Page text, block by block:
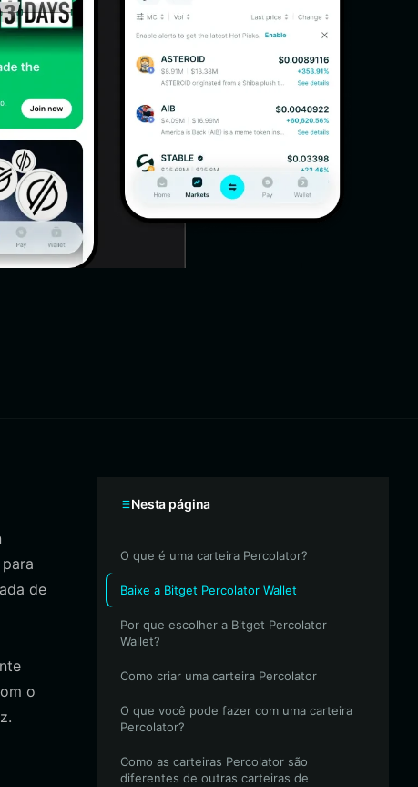
de
o
Nesta página
O que é uma carteira Percolator?
Baixe a Bitget Percolator Wallet
Por que escolher a Bitget Percolator
Wallet?
Como criar uma carteira Percolator
O que você pode fazer com uma carteira
Percolator?
Como as carteiras Percolator são
diferentes de outras carteiras de